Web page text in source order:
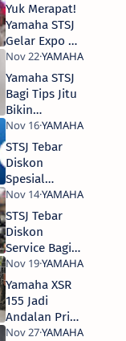
Yuk Merapat!
Yamaha STSJ
Gelar Expo di
Royal Plaza
Surabaya
Yamaha STSJ
Bagi Tips Jitu
Bikin
Shocbreaker
Awet
STSJ Tebar
Diskon
Spesial
Yamaha NMAX
di Tokopedia
STSJ Tebar
Diskon
Service Bagi
Konsumen
Setia Yamaha
Yamaha XSR
155 Jadi
Andalan Pria
Sejati